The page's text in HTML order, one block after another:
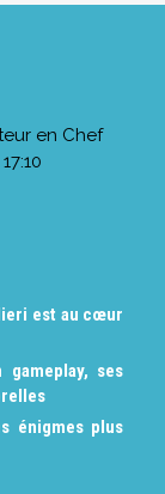
en Chef
est au cœur
gameplay, ses
énigmes plus